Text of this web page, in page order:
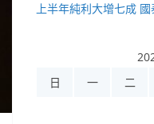
上半年純利大增七成
日
一 二